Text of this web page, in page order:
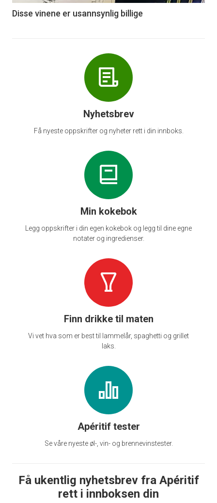
6
Disse vinene er usannsynlig billige
Nyhetsbrev
Få nyeste oppskrifter og nyheter rett i din innboks.
Min kokebok
Legg oppskrifter i din egen kokebok og legg til dine egne
notater og ingredienser.
Finn drikke til maten
Vi vet hva som er best til lammelår, spaghetti og grillet
laks.
Apéritif tester
Se våre nyeste øl-, vin- og brennevinstester.
Få ukentlig nyhetsbrev fra Apéritif
rett i innboksen din